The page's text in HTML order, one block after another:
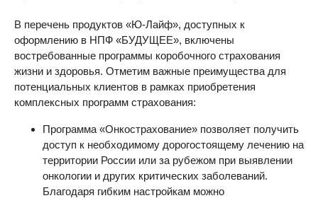
В перечень продуктов «Ю-Лайф», доступных к
оформлению в НПФ «БУДУЩЕЕ», включены
востребованные программы коробочного страхования
жизни и здоровья. Отметим важные преимущества для
потенциальных клиентов в рамках приобретения
комплексных программ страхования:
Программа «Онкострахование» позволяет получить
доступ к необходимому дорогостоящему лечению на
территории России или за рубежом при выявлении
онкологии и других критических заболеваний.
Благодаря гибким настройкам можно